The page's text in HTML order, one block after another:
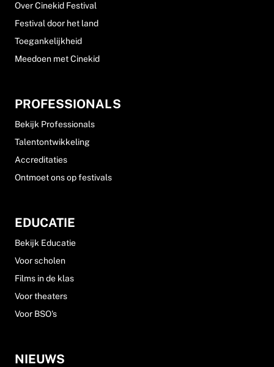
Over Cinekid Festival
Festival door het land
Toegankelijkheid
Meedoen met Cinekid
PROFESSIONALS
Bekijk Professionals
Talentontwikkeling
Accreditaties
Ontmoet ons op festivals
EDUCATIE
Bekijk Educatie
Voor scholen
Films in de klas
Voor theaters
Voor BSO's
NIEUWS